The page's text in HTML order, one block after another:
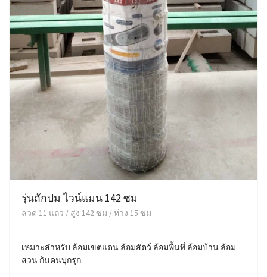
รุ่นถักปม ไวน์แมน 142 ซม
ลวด 11 แถว / สูง 142 ซม / ห่าง 15 ซม
เหมาะสำหรับ ล้อมเขตแดน ล้อมสัตว์ ล้อมพื้นที่ ล้อมบ้าน ล้อม
สวน กันคนบุกรุก